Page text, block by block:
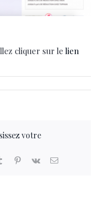
cliquer sur le lien
votre
tumblr pinterest
vk Email